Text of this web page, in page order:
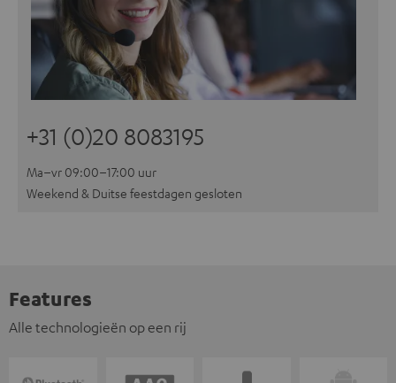
+31 (0)20 8083195
Ma–vr 09:00–17:00 uur
Weekend & Duitse feestdagen gesloten
Features
Alle technologieën op een rij